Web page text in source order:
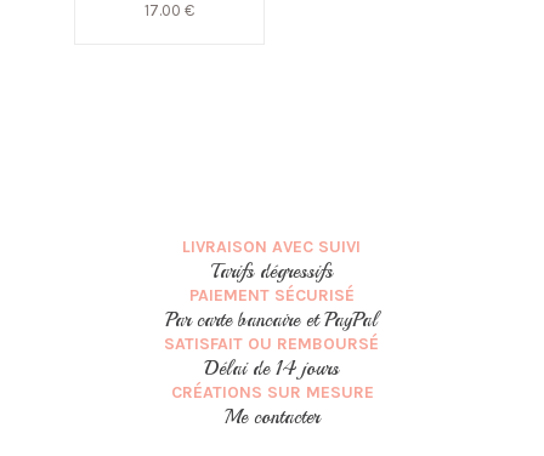
17.00 €
LIVRAISON AVEC SUIVI
Tarifs dégressifs
PAIEMENT SÉCURISÉ
Par carte bancaire et PayPal
SATISFAIT OU REMBOURSÉ
Délai de 14 jours
CRÉATIONS SUR MESURE
Me contacter